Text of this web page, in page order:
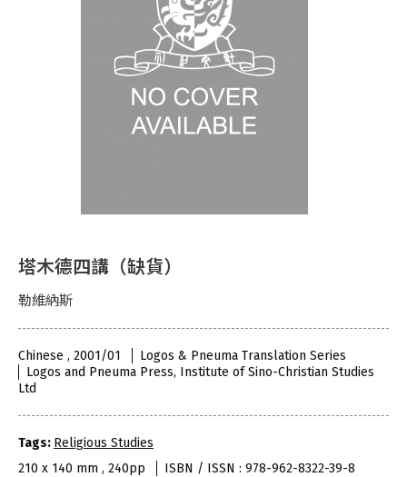
塔木德四講（缺貨）
勒維納斯
Chinese , 2001/01
Logos & Pneuma Translation Series
Logos and Pneuma Press, Institute of Sino-Christian Studies
Ltd
Tags: Religious Studies
210 x 140 mm , 240pp
ISBN / ISSN : 978-962-8322-39-8